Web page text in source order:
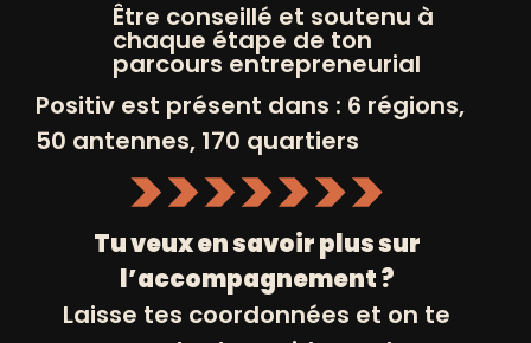
Bénévolepour accompagner les
bénéficiaires dans leurs projets
entrepreneuriaux ou de recherche
d’emploi ;
Mécène pour soutenir
financièrement nos actions ;
Ambassadeurpour promouvoir nos
valeurs et sensibiliser à nos actions ;
Membre du conseil
Être conseillé et soutenu à
chaque étape de ton
parcours entrepreneurial
Positiv est présent dans : 6 régions,
50 antennes, 170 quartiers
Tu veux en savoir plus sur
l’accompagnement ?
Laisse tes coordonnées et on te